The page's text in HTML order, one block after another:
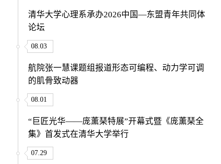
清华大学心理系承办2026中国—东盟青年共同体
论坛
08.03
航院张一慧课题组报道形态可编程、动力学可调
的肌骨致动器
08.01
“巨匠光华——庞薰琹特展”开幕式暨《庞薰琹全
集》首发式在清华大学举行
07.29